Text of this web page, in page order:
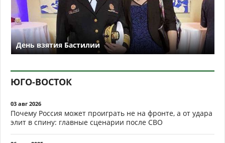
День взятия Бастилии
ЮГО-ВОСТОК
03 авг 2026
Почему Россия может проиграть не на фронте, а от удара
элит в спину: главные сценарии после СВО